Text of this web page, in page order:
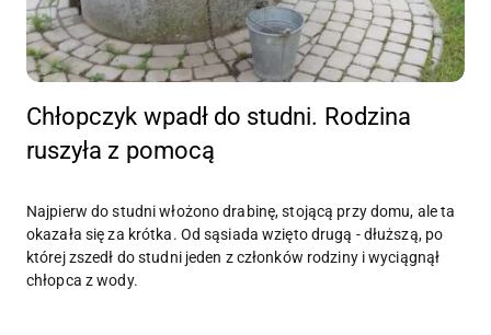
Chłopczyk wpadł do studni. Rodzina
ruszyła z pomocą
Najpierw do studni włożono drabinę, stojącą przy domu, ale ta
okazała się za krótka. Od sąsiada wzięto drugą - dłuższą, po
której zszedł do studni jeden z członków rodziny i wyciągnął
chłopca z wody.